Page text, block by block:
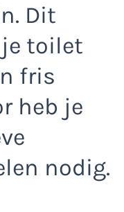
Dit
toilet
fris
heb je
nodig.